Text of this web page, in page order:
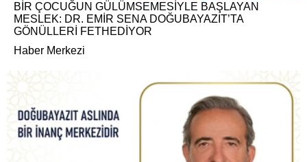
BİR ÇOCUĞUN GÜLÜMSEMESİYLE BAŞLAYAN
MESLEK: DR. EMİR SENA DOĞUBAYAZIT’TA
GÖNÜLLERİ FETHEDİYOR
Haber Merkezi